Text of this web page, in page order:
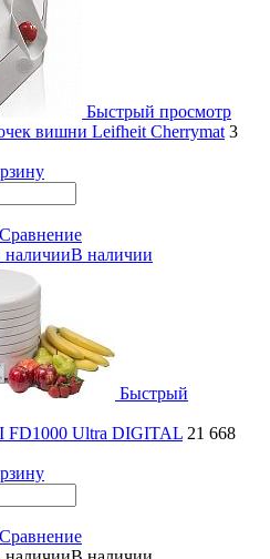
Быстрый просмотр
вишни Leifheit Cherrymat 3
Сравнение
В наличии
Быстрый
FD1000 Ultra DIGITAL 21 668
Сравнение